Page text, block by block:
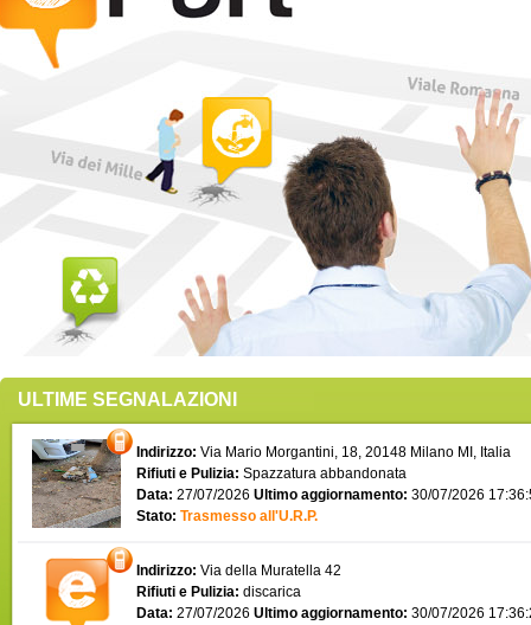
ULTIME SEGNALAZIONI
Indirizzo: Via Mario Morgantini, 18, 20148 Milano MI, Italia
Rifiuti e Pulizia: Spazzatura abbandonata
Data: 27/07/2026 Ultimo aggiornamento: 30/07/2026
Stato: Trasmesso all'U.R.P.
Indirizzo: Via della Muratella 42
Rifiuti e Pulizia: discarica
Data: 27/07/2026 Ultimo aggiornamento: 30/07/2026